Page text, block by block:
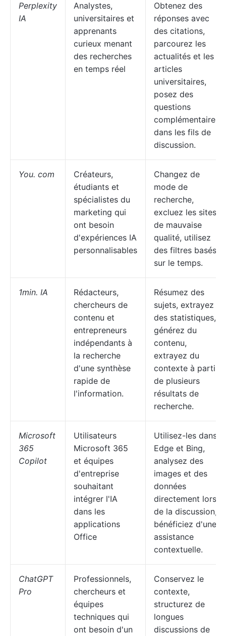
Perplexity
IA
Analystes,
universitaires et
apprenants
curieux menant
des recherches
en temps réel
Obtenez des
réponses avec
des citations,
parcourez les
actualités et les
articles
universitaires,
posez des
questions
complémentaires
dans les fils de
discussion.
You. com
Créateurs,
étudiants et
spécialistes du
marketing qui
ont besoin
d'expériences IA
personnalisables
Changez de
mode de
recherche,
excluez les sites
de mauvaise
qualité, utilisez
des filtres basés
sur le temps.
1min. IA
Rédacteurs,
chercheurs de
contenu et
entrepreneurs
indépendants à
la recherche
d'une synthèse
rapide de
l'information.
Résumez des
sujets, extrayez
des statistiques,
générez du
contenu,
extrayez du
contexte à partir
de plusieurs
résultats de
recherche.
Microsoft
365
Copilot
Utilisateurs
Microsoft 365
et équipes
d'entreprise
souhaitant
intégrer l'IA
dans les
applications
Office
Utilisez-les dans
Edge et Bing,
analysez des
images et des
données
directement lors
de la discussion,
bénéficiez d'une
assistance
contextuelle.
ChatGPT
Pro
Professionnels,
chercheurs et
équipes
techniques qui
ont besoin d'un
Conservez le
contexte,
structurez de
longues
discussions de